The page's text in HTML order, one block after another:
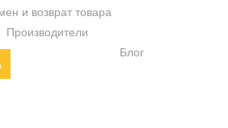
и возврат товара
Производители
Блог